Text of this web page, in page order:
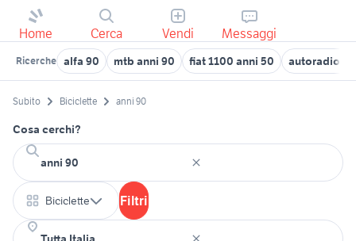
Home Cerca Vendi Messaggi
Ricerche alfa 90 mtb anni 90 fiat 1100 anni 50 autoradio
Subito Biciclette anni 90
Cosa cerchi?
Biciclette Filtri